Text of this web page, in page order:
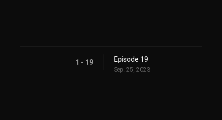
1 - 19 Episode 19
Sep. 25, 2023